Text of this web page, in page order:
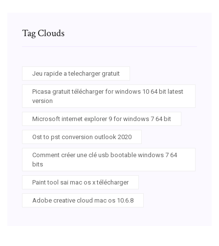
Tag Clouds
Jeu rapide a telecharger gratuit
Picasa gratuit télécharger for windows 10 64 bit latest
version
Microsoft internet explorer 9 for windows 7 64 bit
Ost to pst conversion outlook 2020
Comment créer une clé usb bootable windows 7 64
bits
Paint tool sai mac os x télécharger
Adobe creative cloud mac os 10.6.8